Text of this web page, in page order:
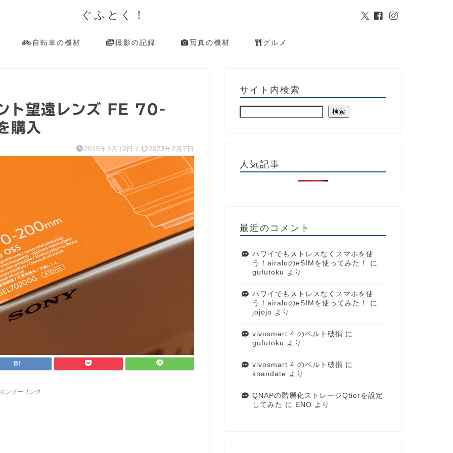
ぐふとく！
自転車の機材 撮影の記録 写真の機材 グルメ
ト望遠レンズ FE 70-
購入
2015年3月19日 / 2023年2月7日
ンサーリンク
サイト内検索
検索
人気記事
最近のコメント
ハワイでもストレスなくスマホを使
う！airaloのeSIMを使ってみた！
に
gufutoku より
ハワイでもストレスなくスマホを使
う！airaloのeSIMを使ってみた！
に
jojojo より
vivosmart 4 のベルト破損 に
gufutoku より
vivosmart 4 のベルト破損 に
knandate より
QNAPの階層化ストレージQtierを設定
してみた に ENO より